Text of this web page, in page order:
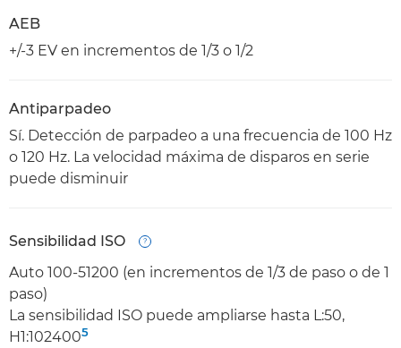
AEB
+/-3 EV en incrementos de 1/3 o 1/2
Antiparpadeo
Sí. Detección de parpadeo a una frecuencia de 100 Hz
o 120 Hz. La velocidad máxima de disparos en serie
puede disminuir
Sensibilidad ISO
Auto 100-51200 (en incrementos de 1/3 de paso o de 1
paso)
La sensibilidad ISO puede ampliarse hasta L:50,
H1:1024005